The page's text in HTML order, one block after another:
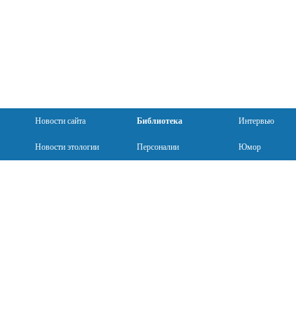
Новости сайта Библиотека Интервью
Новости этологии Персоналии Юмор